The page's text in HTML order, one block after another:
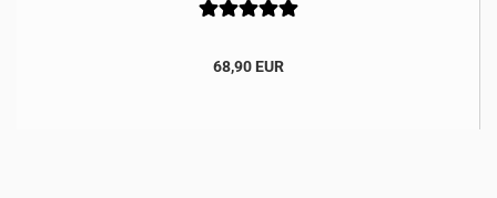
68,90 EUR